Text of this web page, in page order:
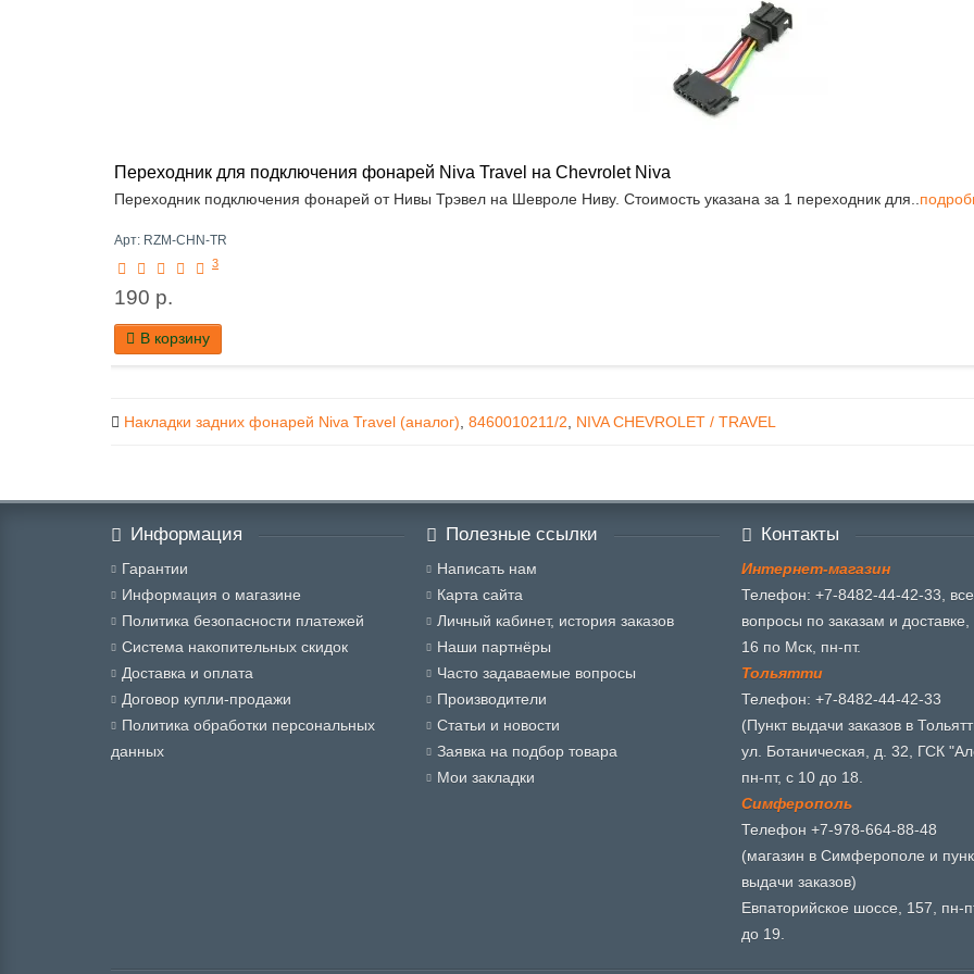
Переходник для подключения фонарей Niva Travel на Chevrolet Niva
Переходник подключения фонарей от Нивы Трэвел на Шевроле Ниву. Стоимость указана за 1 переходник для..
Арт: RZM-CHN-TR
3
190 р.
В корзину
Накладки задних фонарей Niva Travel (аналог), 8460010211/2, NIVA CHEVROLET / TRAVEL
Информация
Гарантии
Информация о магазине
Политика безопасности платежей
Система накопительных скидок
Доставка и оплата
Договор купли-продажи
Политика обработки персональных
данных
Полезные ссылки
Написать нам
Карта сайта
Личный кабинет, история заказов
Наши партнёры
Часто задаваемые вопросы
Производители
Статьи и новости
Заявка на подбор товара
Мои закладки
Контакты
Интернет-магазин
Телефон: +7-8482-44-42-33, все
вопросы по заказам и
16 по Мск, пн-пт.
Тольятти
Телефон: +7-8482-44-42-33
(Пункт выдачи заказов в
ул. Ботаническая, д. 32, ГСК
пн-пт, с 10 до 18.
Симферополь
Телефон +7-978-664-88-48
(магазин в Симферополе и
выдачи заказов)
Евпаторийское шоссе, 157, пн-
до 19.